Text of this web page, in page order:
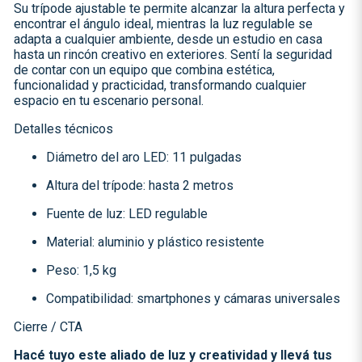
Su trípode ajustable te permite alcanzar la altura perfecta y
encontrar el ángulo ideal, mientras la luz regulable se
adapta a cualquier ambiente, desde un estudio en casa
hasta un rincón creativo en exteriores. Sentí la seguridad
de contar con un equipo que combina estética,
funcionalidad y practicidad, transformando cualquier
espacio en tu escenario personal.
Detalles técnicos
Diámetro del aro LED: 11 pulgadas
Altura del trípode: hasta 2 metros
Fuente de luz: LED regulable
Material: aluminio y plástico resistente
Peso: 1,5 kg
Compatibilidad: smartphones y cámaras universales
Cierre / CTA
Hacé tuyo este aliado de luz y creatividad y llevá tus